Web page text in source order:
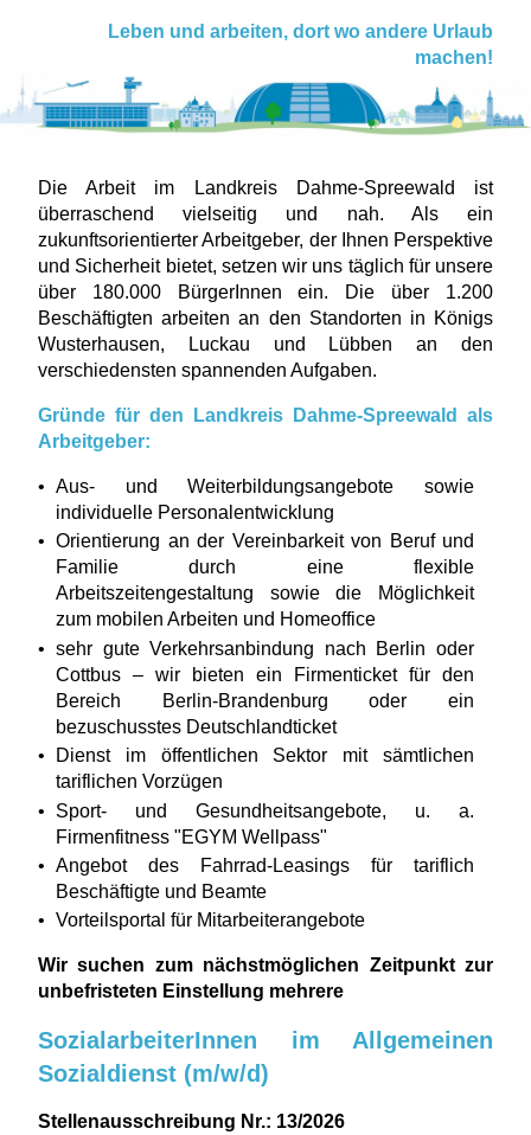
Leben und arbeiten, dort wo andere Urlaub
machen!
Die Arbeit im Landkreis Dahme-Spreewald ist
überraschend vielseitig und nah. Als ein
zukunftsorientierter Arbeitgeber, der Ihnen Perspektive
und Sicherheit bietet, setzen wir uns täglich für unsere
über 180.000 BürgerInnen ein. Die über 1.200
Beschäftigten arbeiten an den Standorten in Königs
Wusterhausen, Luckau und Lübben an den
verschiedensten spannenden Aufgaben.
Gründe für den Landkreis Dahme-Spreewald als
Arbeitgeber:
Aus- und Weiterbildungsangebote sowie
individuelle Personalentwicklung
Orientierung an der Vereinbarkeit von Beruf und
Familie durch eine flexible
Arbeitszeitengestaltung sowie die Möglichkeit
zum mobilen Arbeiten und Homeoffice
sehr gute Verkehrsanbindung nach Berlin oder
Cottbus – wir bieten ein Firmenticket für den
Bereich Berlin-Brandenburg oder ein
bezuschusstes Deutschlandticket
Dienst im öffentlichen Sektor mit sämtlichen
tariflichen Vorzügen
Sport- und Gesundheitsangebote, u. a.
Firmenfitness "EGYM Wellpass"
Angebot des Fahrrad-Leasings für tariflich
Beschäftigte und Beamte
Vorteilsportal für Mitarbeiterangebote
Wir suchen zum nächstmöglichen Zeitpunkt zur
unbefristeten Einstellung mehrere
SozialarbeiterInnen im Allgemeinen
Sozialdienst (m/w/d)
Stellenausschreibung Nr.: 13/2026